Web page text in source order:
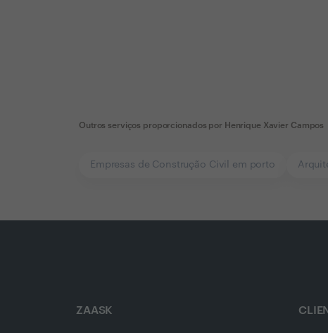
Outros serviços proporcionados por Henrique Xavier Campos
Empresas de Construção Civil em porto
ZAASK